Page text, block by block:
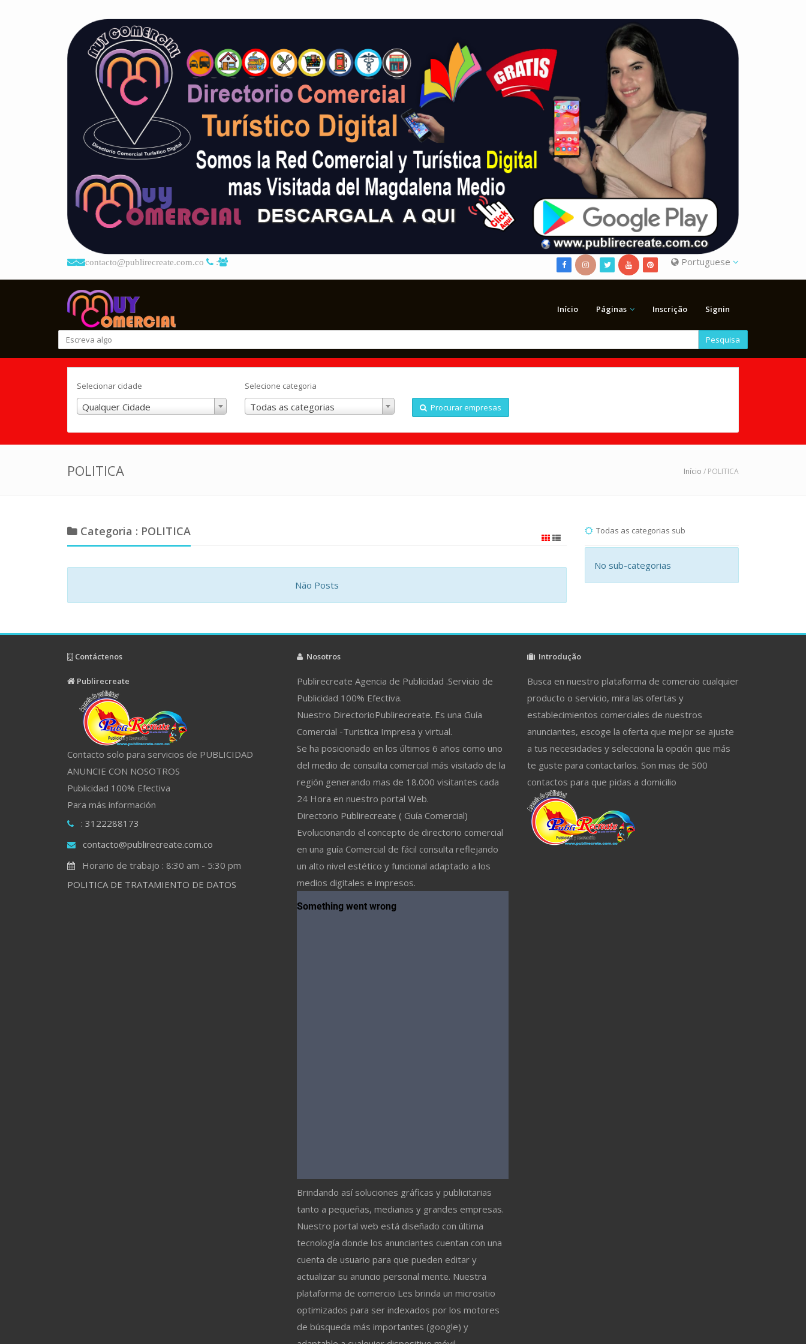
contacto@publirecreate.com.co : Portuguese
Início Páginas Inscrição Signin
Pesquisa
Selecionar cidade
Qualquer Cidade
Selecione categoria
Todas as categorias Procurar empresas
POLITICA Início / POLITICA
Categoria : POLITICA
Não Posts
Todas as categorias sub
No sub-categorias
Contáctenos
Publirecreate
Contacto solo para servicios de PUBLICIDAD
ANUNCIE CON NOSOTROS
Publicidad 100% Efectiva
Para más información
: 3122288173
contacto@publirecreate.com.co
Horario de trabajo : 8:30 am - 5:30 pm
POLITICA DE TRATAMIENTO DE DATOS
Nosotros
Publirecreate Agencia de Publicidad .Servicio de
Publicidad 100% Efectiva.
Nuestro DirectorioPublirecreate. Es una Guía
Comercial -Turistica Impresa y virtual.
Se ha posicionado en los últimos 6 años como uno
del medio de consulta comercial más visitado de la
región generando mas de 18.000 visitantes cada
24 Hora en nuestro portal Web.
Directorio Publirecreate ( Guía Comercial)
Evolucionando el concepto de directorio comercial
en una guía Comercial de fácil consulta reflejando
un alto nivel estético y funcional adaptado a los
medios digitales e impresos.
Brindando así soluciones gráficas y publicitarias
tanto a pequeñas, medianas y grandes empresas.
Nuestro portal web está diseñado con última
tecnología donde los anunciantes cuentan con una
cuenta de usuario para que pueden editar y
actualizar su anuncio personal mente. Nuestra
plataforma de comercio Les brinda un micrositio
optimizados para ser indexados por los motores
de búsqueda más importantes (google) y
Introdução
Busca en nuestro plataforma de comercio cualquier
producto o servicio, mira las ofertas y
establecimientos comerciales de nuestros
anunciantes, escoge la oferta que mejor se ajuste
a tus necesidades y selecciona la opción que más
te guste para contactarlos. Son mas de 500
contactos para que pidas a domicilio